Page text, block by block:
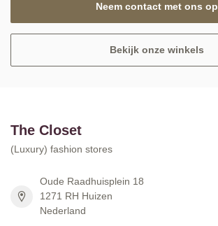
Neem contact met ons op
Bekijk onze winkels
The Closet
(Luxury) fashion stores
Oude Raadhuisplein 18
1271 RH Huizen
Nederland